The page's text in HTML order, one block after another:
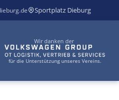
Sportplatz Dieburg
Wir danken der
für die Unterstützung unseres Vereins.